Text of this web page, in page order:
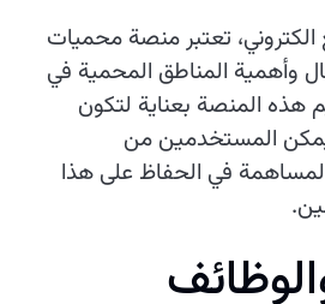
تعتبر منصة محميات
وأهمية المناطق المحمية في
المنصة بعناية لتكون
المستخدمين من
في الحفاظ على هذا